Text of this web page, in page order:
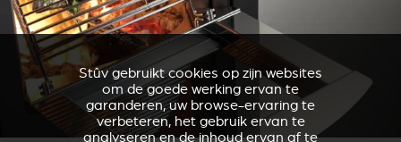
Stûv gebruikt cookies op zijn websites
om de goede werking ervan te
garanderen, uw browse-ervaring te
verbeteren, het gebruik ervan te
analyseren en de inhoud ervan af te